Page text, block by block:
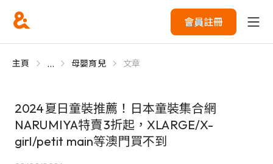
會員註冊
主頁 ... 母嬰育兒 文章
2024夏日童裝推薦！日本童裝集合網
NARUMIYA特賣3折起，XLARGE/X-
girl/petit main等澳門買不到